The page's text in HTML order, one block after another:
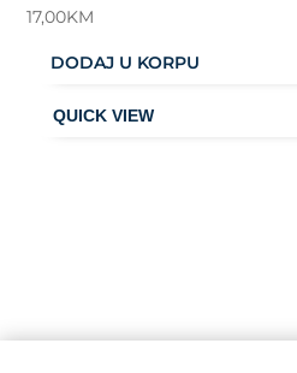
17,00KM
DODAJ U KORPU